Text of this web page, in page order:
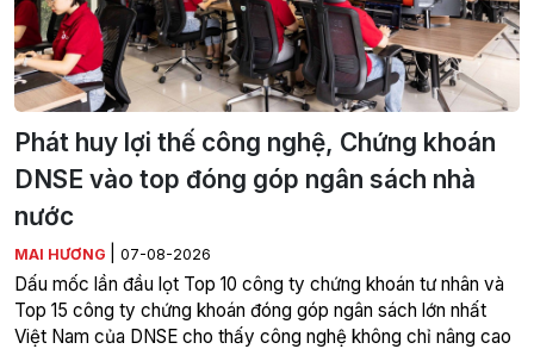
Phát huy lợi thế công nghệ, Chứng khoán
DNSE vào top đóng góp ngân sách nhà
nước
MAI HƯƠNG 07-08-2026
Dấu mốc lần đầu lọt Top 10 công ty chứng khoán tư nhân và
Top 15 công ty chứng khoán đóng góp ngân sách lớn nhất
Việt Nam của DNSE cho thấy công nghệ không chỉ nâng cao